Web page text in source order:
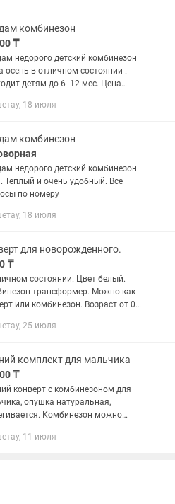
комбинезон
₸
недорого детский комбинезон
осень в отличном состоянии .
детям до 6 -12 мес. Цена
18 июля
комбинезон
недорого детский комбинезон
Теплый и очень удобный. Все
по номеру
18 июля
для новорожденного.
₸
состоянии. Цвет белый.
трансформер. Можно как
или комбинезон. Возраст от 0
25 июля
комплект для мальчика
₸
конверт с комбинезоном для
опушка натуральная,
Комбинезон можно
в коляску для прогулок. Шапка
11 июля